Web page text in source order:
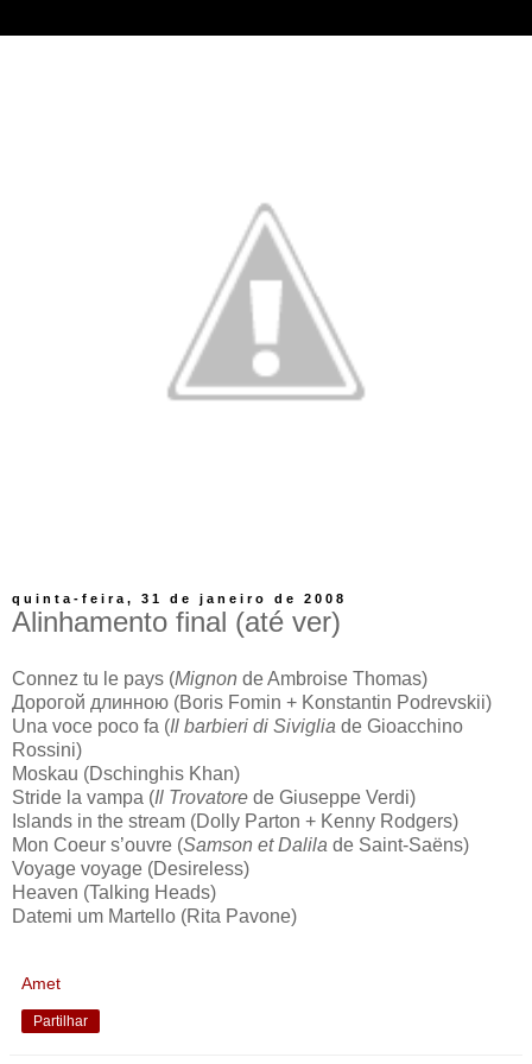
quinta-feira, 31 de janeiro de 2008
Alinhamento final (até ver)
Connez tu le pays (Mignon de Ambroise Thomas)
Дорогой длинною (Boris Fomin + Konstantin Podrevskii)
Una voce poco fa (Il barbieri di Siviglia de Gioacchino
Rossini)
Moskau (Dschinghis Khan)
Stride la vampa (Il Trovatore de Giuseppe Verdi)
Islands in the stream (Dolly Parton + Kenny Rodgers)
Mon Coeur s’ouvre (Samson et Dalila de Saint-Saëns)
Voyage voyage (Desireless)
Heaven (Talking Heads)
Datemi um Martello (Rita Pavone)
Amet
Partilhar